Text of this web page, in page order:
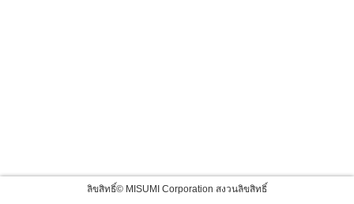
ลิขสิทธิ์© MISUMI Corporation สงวนลิขสิทธิ์